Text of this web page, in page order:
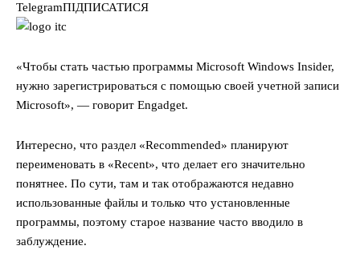
TelegramПІДПИСАТИСЯ
«Чтобы стать частью программы Microsoft Windows Insider,
нужно зарегистрироваться с помощью своей учетной записи
Microsoft», — говорит Engadget.
Интересно, что раздел «Recommended» планируют
переименовать в «Recent», что делает его значительно
понятнее. По сути, там и так отображаются недавно
использованные файлы и только что установленные
программы, поэтому старое название часто вводило в
заблуждение.